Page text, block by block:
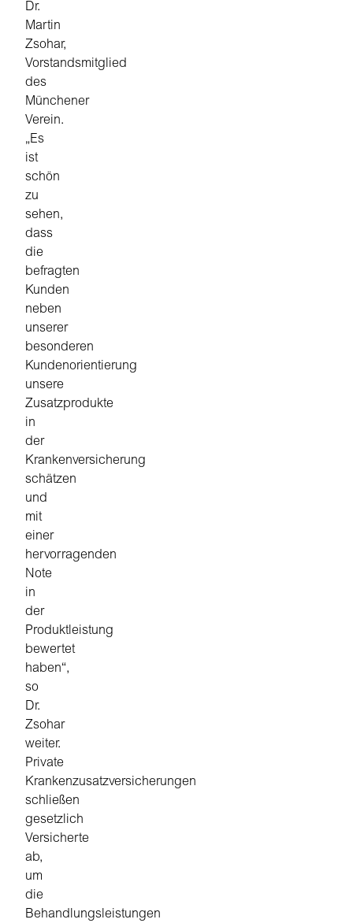
Dr.
Martin
Zsohar,
Vorstandsmitglied
des
Münchener
Verein.
„Es
ist
schön
zu
sehen,
dass
die
befragten
Kunden
neben
unserer
besonderen
Kundenorientierung
unsere
Zusatzprodukte
in
der
Krankenversicherung
schätzen
und
mit
einer
hervorragenden
Note
in
der
Produktleistung
bewertet
haben“,
so
Dr.
Zsohar
weiter.
Private
Krankenzusatzversicherungen
schließen
gesetzlich
Versicherte
ab,
um
die
Behandlungsleistungen